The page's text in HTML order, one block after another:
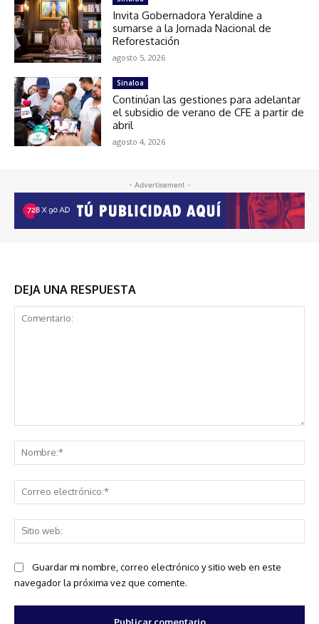
Invita Gobernadora Yeraldine a
sumarse a la Jornada Nacional de
Reforestación
agosto 5, 2026
Sinaloa
Continúan las gestiones para adelantar
el subsidio de verano de CFE a partir de
abril
agosto 4, 2026
- Advertisement -
DEJA UNA RESPUESTA
Guardar mi nombre, correo electrónico y sitio web en este
navegador la próxima vez que comente.